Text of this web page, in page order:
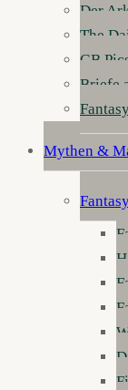
Der
The
GB
Briefe
Mythen &